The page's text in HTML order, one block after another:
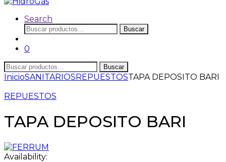
Search
Buscar
por:
Buscar
0
Buscar
por:
Buscar
InicioSANITARIOSREPUESTOSTAPA DEPOSITO BARI
REPUESTOS
TAPA DEPOSITO BARI
Availability: